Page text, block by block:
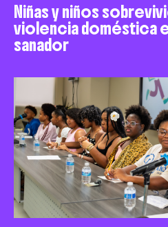
Niñas y niños
violencia doméstica
sanador